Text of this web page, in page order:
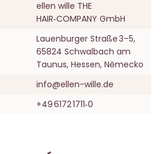
ellen wille THE
HAIR‑COMPANY GmbH
Lauenburger Straße 3–5,
65824 Schwalbach am
Taunus, Hessen, Německo
info@ellen-wille.de
+49 6172 1711‑0